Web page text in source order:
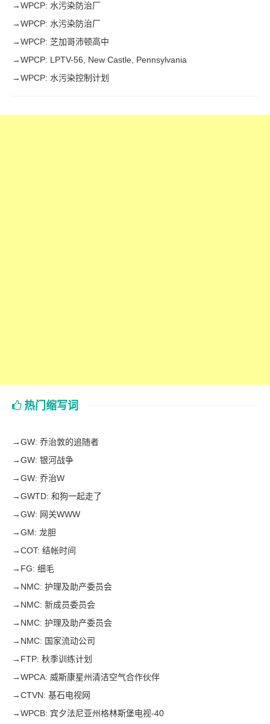
→WPCP: 水污染防治厂
→WPCP: 水污染防治厂
→WPCP: 芝加哥沛顿高中
→WPCP: LPTV-56, New Castle, Pennsylvania
→WPCP: 水污染控制计划
热门缩写词
→GW: 乔治敦的追随者
→GW: 银河战争
→GW: 乔治W
→GWTD: 和狗一起走了
→GW: 网关WWW
→GM: 龙胆
→COT: 结帐时间
→ FG: 细毛
→ NMC: 护理及助产委员会
→ NMC: 新成员委员会
→ NMC: 护理及助产委员会
→ NMC: 国家流动公司
→ FTP: 秋季训练计划
→WPCA: 威斯康星州清洁空气合作伙伴
→CTVN: 基石电视网
→WPCB: 宾夕法尼亚州格林斯堡电视-40